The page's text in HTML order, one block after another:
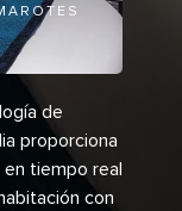
de
proporciona
en tiempo real
con